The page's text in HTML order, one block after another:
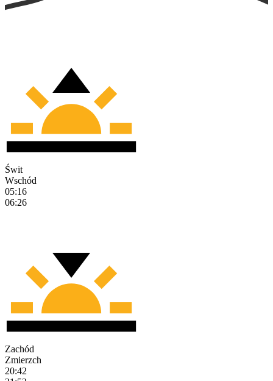
Świt
Wschód
05:16
06:26
Zachód
Zmierzch
20:42